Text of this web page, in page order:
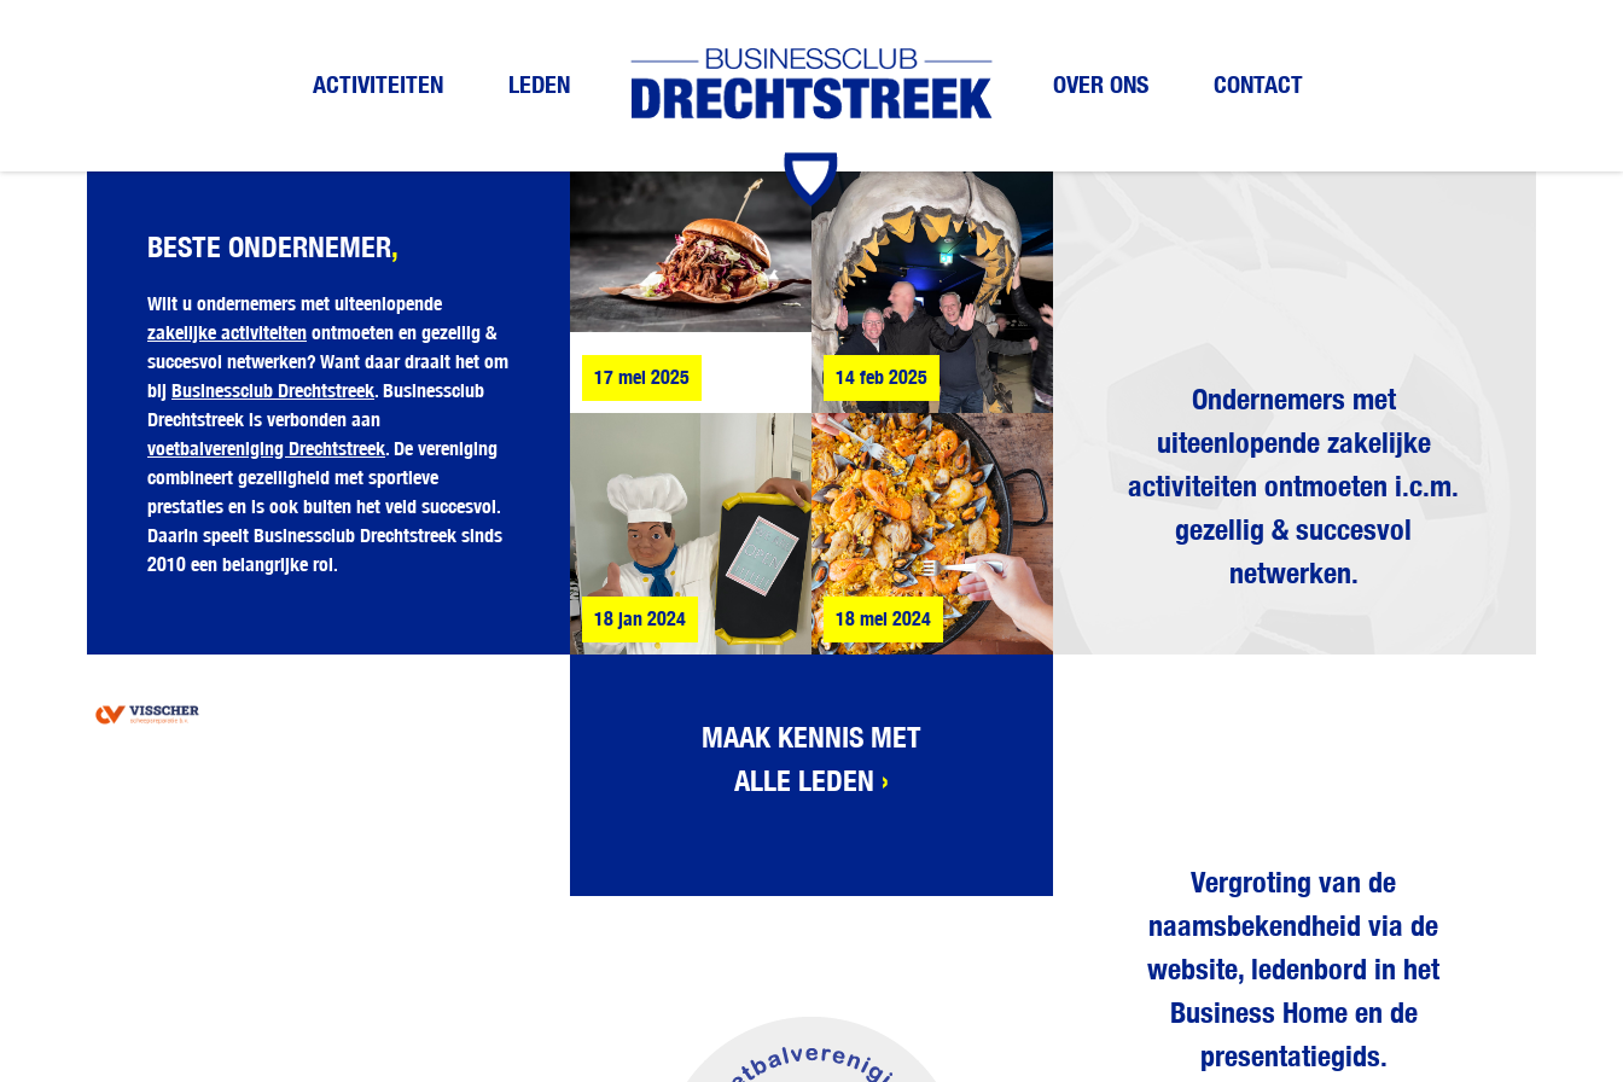
ACTIVITEITEN LEDEN OVER ONS CONTACT
BESTE ONDERNEMER,
Wilt u ondernemers met uiteenlopende
zakelijke activiteiten ontmoeten en gezellig &
succesvol netwerken? Want daar draait het om
bij Businessclub Drechtstreek. Businessclub
Drechtstreek is verbonden aan
voetbalvereniging Drechtstreek. De vereniging
combineert gezelligheid met sportieve
prestaties en is ook buiten het veld succesvol.
Daarin speelt Businessclub Drechtstreek sinds
2010 een belangrijke rol.
17 mei 2025 14 feb 2025
18 jan 2024 18 mei 2024
Ondernemers met
uiteenlopende zakelijke
activiteiten ontmoeten i.c.m.
gezellig & succesvol
netwerken.
Vergroting van de
naamsbekendheid via de
website, ledenbord in het
Business Home en de
presentatiegids.
MAAK KENNIS MET
ALLE LEDEN ›